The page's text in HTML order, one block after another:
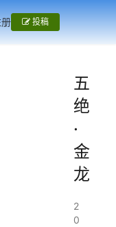
投稿
五
绝
·
金
龙
2
0